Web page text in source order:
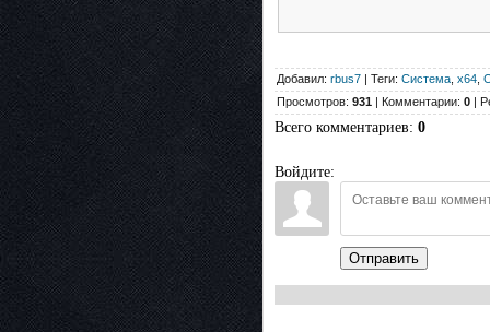
Добавил: rbus7 | Теги: Система x64
Просмотров: 931 | Комментарии: 0 |
Всего комментариев: 0
Войдите:
Отправить